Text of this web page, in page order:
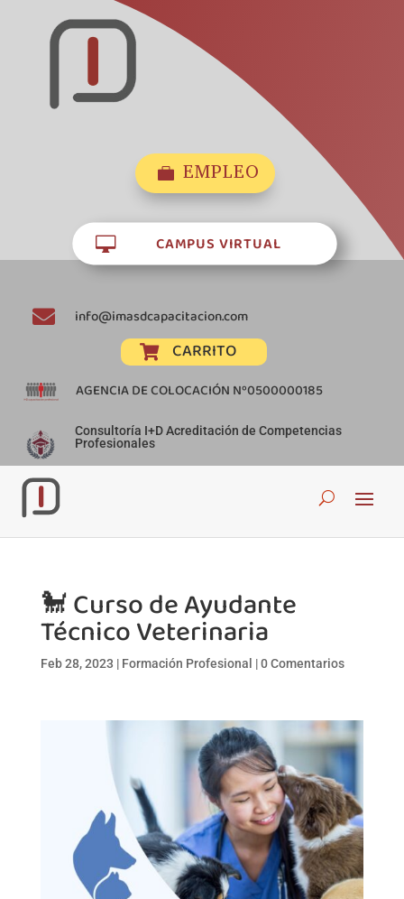
 EMPLEO
 CAMPUS VIRTUAL
 info@imasdcapacitacion.com
 CARRITO
AGENCIA DE COLOCACIÓN Nº0500000185
Consultoría I+D Acreditación de Competencias
Profesionales
🐩 Curso de Ayudante
Técnico Veterinaria
Feb 28, 2023 | Formación Profesional |0 Comentarios